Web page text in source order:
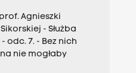
Agnieszki
- Służba
odc. 7. - Bez nich
nie mogłaby